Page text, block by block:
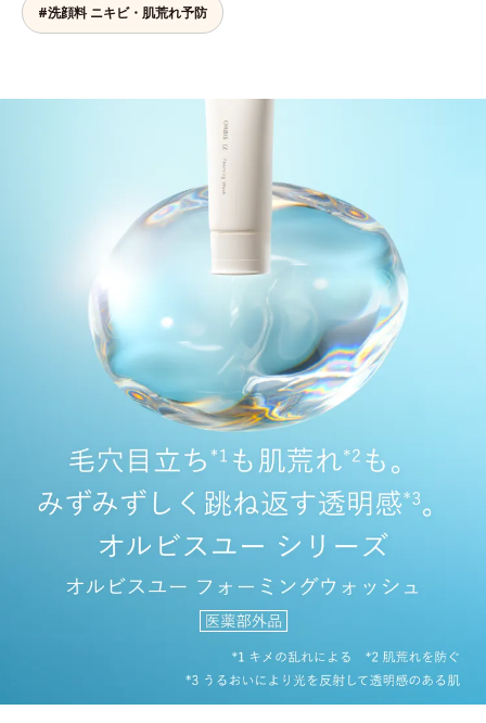
#洗顔料 ニキビ・肌荒れ予防